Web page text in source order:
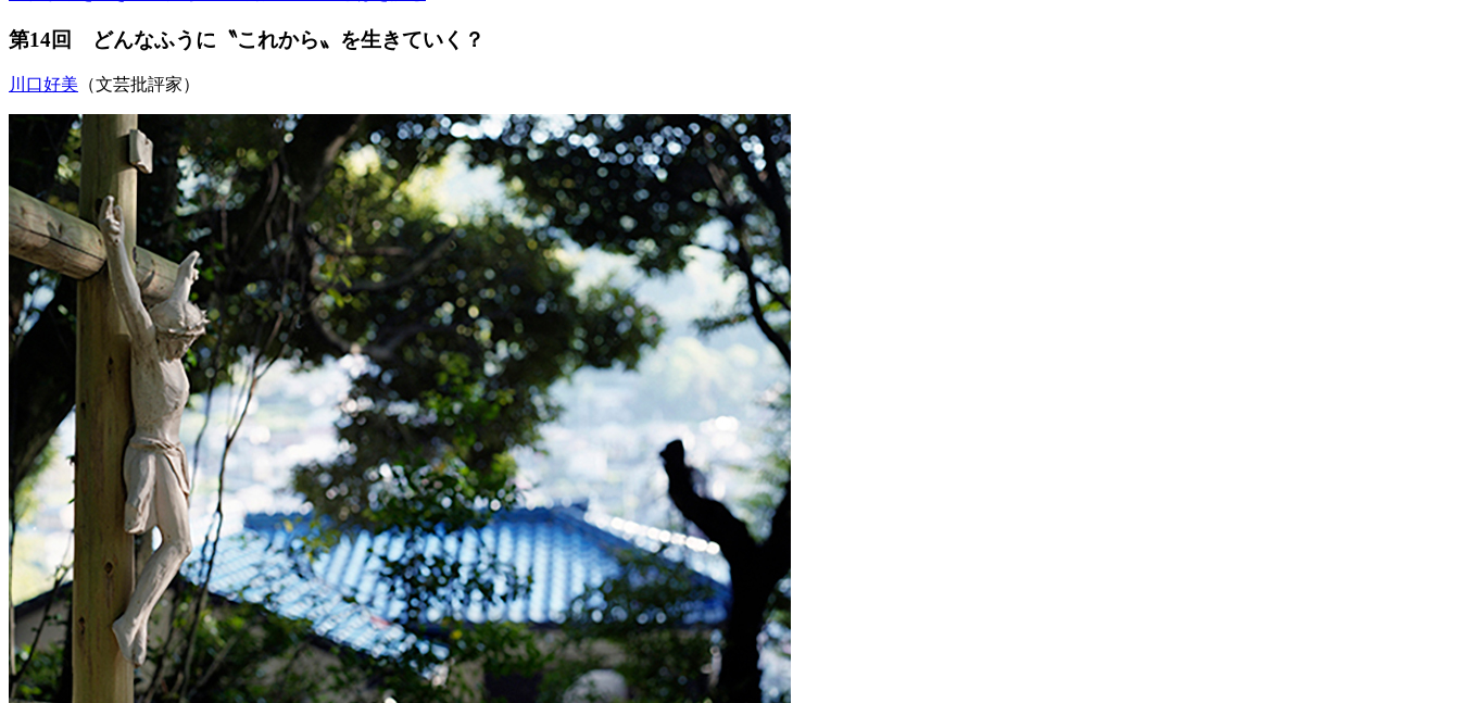
第14回 どんなふうに〝これから〟を生きていく？
川口好美 （文芸批評家）